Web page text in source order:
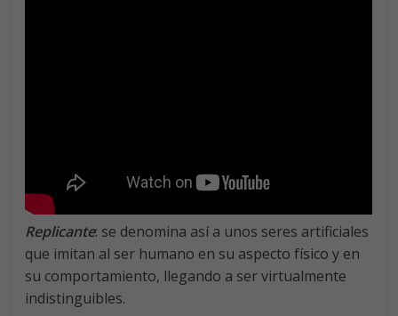
Replicante: se denomina así a unos seres artificiales
que imitan al ser humano en su aspecto físico y en
su comportamiento, llegando a ser virtualmente
indistinguibles.